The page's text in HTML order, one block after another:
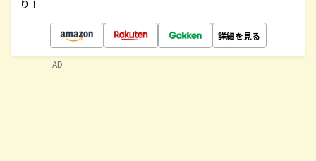
り！
詳細を見る
AD